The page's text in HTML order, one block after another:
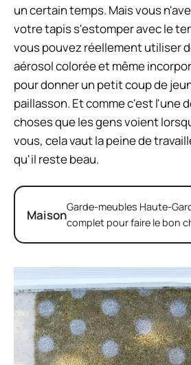
un certain temps. Mais vous
votre tapis s'estomper avec le
vous pouvez réellement utiliser
aérosol colorée et même
pour donner un petit coup de
paillasson. Et comme c'est l'une
choses que les gens voient
vous, cela vaut la peine de
qu'il reste beau.
MaisonGarde-meubles Haute-
complet pour faire le bon